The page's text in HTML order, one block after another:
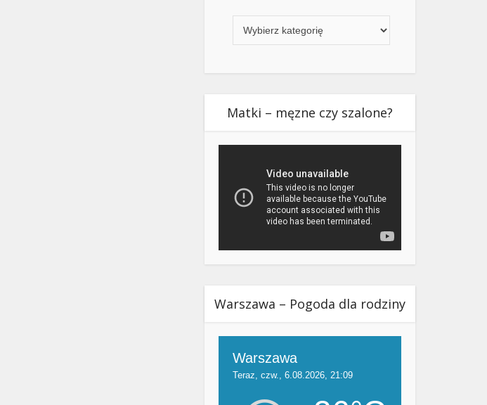
Matki – męzne czy szalone?
Warszawa – Pogoda dla rodziny